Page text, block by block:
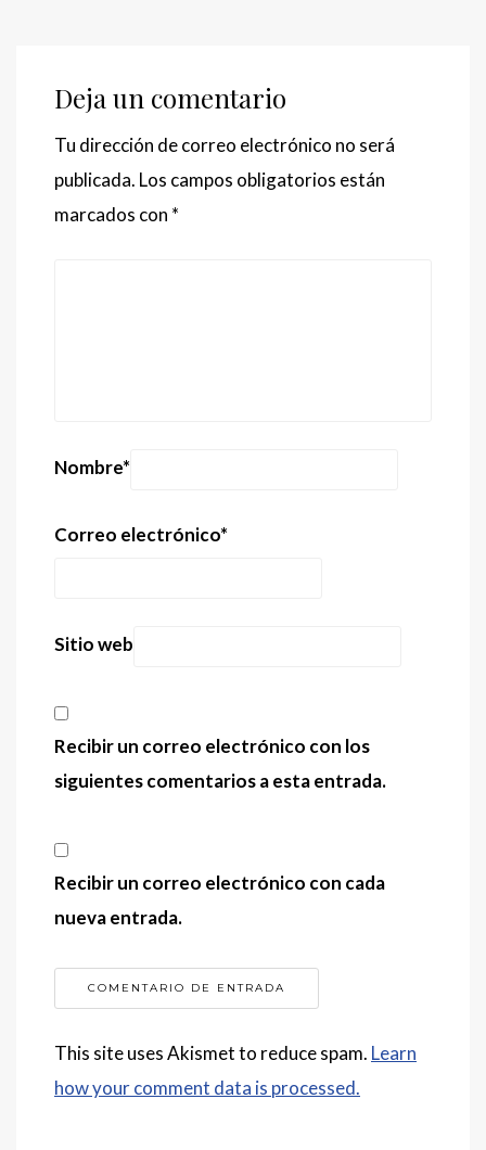
Deja un comentario
Tu dirección de correo electrónico no será
publicada. Los campos obligatorios están
marcados con *
Nombre*
Correo electrónico*
Sitio web
Recibir un correo electrónico con los
siguientes comentarios a esta entrada.
Recibir un correo electrónico con cada
nueva entrada.
This site uses Akismet to reduce spam. Learn
how your comment data is processed.